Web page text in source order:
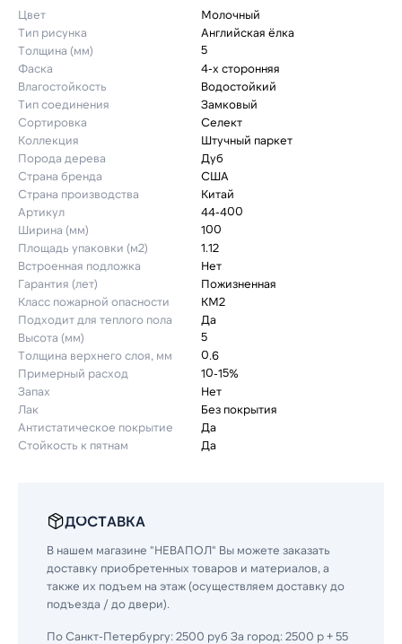
Цвет
Молочный
Тип рисунка
Английская ёлка
Толщина (мм)
5
Фаска
4-х сторонняя
Влагостойкость
Водостойкий
Тип соединения
Замковый
Сортировка
Селект
Коллекция
Штучный паркет
Порода дерева
Дуб
Страна бренда
США
Страна производства
Китай
Артикул
44-400
Ширина (мм)
100
Площадь упаковки (м2)
1.12
Встроенная подложка
Нет
Гарантия (лет)
Пожизненная
Класс пожарной опасности
КМ2
Подходит для теплого пола
Да
Высота (мм)
5
Толщина верхнего слоя, мм
0.6
Примерный расход
10-15%
Запах
Нет
Лак
Без покрытия
Антистатическое покрытие
Да
Стойкость к пятнам
Да
ДОСТАВКА
В нашем магазине "НЕВАПОЛ" Вы можете заказать
доставку приобретенных товаров и материалов, а
также их подъем на этаж (осуществляем доставку до
подъезда / до двери).
По Санкт-Петербургу: 2500 руб За город: 2500 р + 55